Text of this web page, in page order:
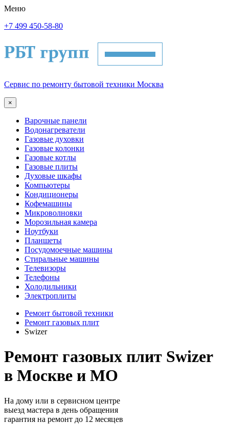
Меню
+7 499 450-58-80
Сервис по ремонту бытовой техники Москва
×
Варочные панели
Водонагреватели
Газовые духовки
Газовые колонки
Газовые котлы
Газовые плиты
Духовые шкафы
Компьютеры
Кондиционеры
Кофемашины
Микроволновки
Морозильная камера
Ноутбуки
Планшеты
Посудомоечные машины
Стиральные машины
Телевизоры
Телефоны
Холодильники
Электроплиты
Ремонт бытовой техники
Ремонт газовых плит
Swizer
Ремонт газовых плит Swizer
в Москве и МО
На дому или в сервисном центре
выезд мастера в день обращения
гарантия на ремонт до 12 месяцев